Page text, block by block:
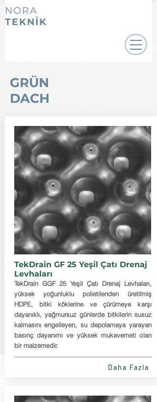
NORA
TEKNİK
GRÜN
DACH
TekDrain GF 25 Yeşil Çatı Drenaj
Levhaları
TekDrain GGF 25 Yeşil Çatı Drenaj Levhaları,
yüksek yoğunluklu polietilenden üretilmiş
HDPE, bitki köklerine ve çürümeye karşı
dayanıklı, yağmursuz günlerde bitkilerin susuz
kalmasını engelleyen, su depolamaya yarayan
basınç dayanımı ve yüksek mukavemeti olan
bir malzemedir.
Daha Fazla